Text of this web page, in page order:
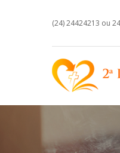
(24) 24424213 ou